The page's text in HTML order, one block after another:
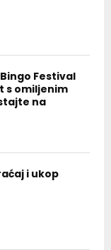
Festival
s omiljenim
na
i ukop